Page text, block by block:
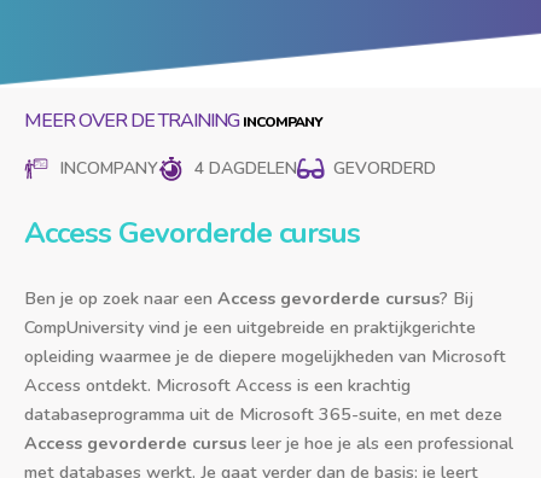
MEER OVER DE TRAINING
INCOMPANY 4 DAGDELEN GEVORDERD
Access Gevorderde cursus
Ben je op zoek naar een Access gevorderde cursus? Bij
CompUniversity vind je een uitgebreide en praktijkgerichte
opleiding waarmee je de diepere mogelijkheden van Microsoft
Access ontdekt. Microsoft Access is een krachtig
databaseprogramma uit de Microsoft 365-suite, en met deze
Access gevorderde cursus leer je hoe je als een professional
met databases werkt. Je gaat verder dan de basis: je leert